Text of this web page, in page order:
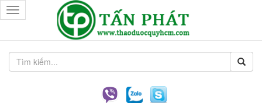
Toggle
navigation